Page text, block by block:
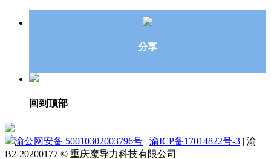
分享
回到顶部
渝公网安备 50010302003796号 | 渝ICP备17014822号-3 | 渝
B2-20200177 © 重庆魔导力科技有限公司